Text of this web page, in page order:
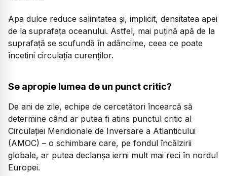
Apa dulce reduce salinitatea și, implicit, densitatea apei
de la suprafața oceanului. Astfel, mai puțină apă de la
suprafață se scufundă în adâncime, ceea ce poate
încetini circulația curenților.
Se apropie lumea de un punct critic?
De ani de zile, echipe de cercetători încearcă să
determine când ar putea fi atins punctul critic al
Circulației Meridionale de Inversare a Atlanticului
(AMOC) – o schimbare care, pe fondul încălzirii
globale, ar putea declanșa ierni mult mai reci în nordul
Europei.